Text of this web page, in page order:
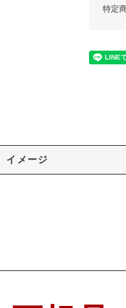
特定
イメージ